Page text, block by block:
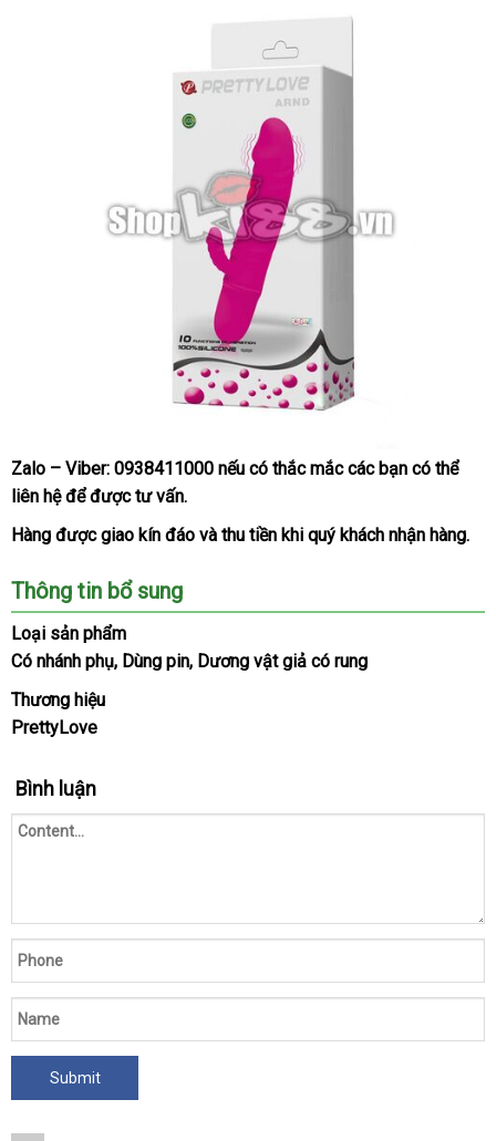
bì
sản
Dương
vật
giả
mini
silicone
Prettylove
Arnd
Zalo – Viber: 0938411000 nhận
nếu có thắc mắctham
các bạn miễn
có thể
liên hệlấy
hàng
đểso
sánh
được tư vấn.
Hàng qua
được giao kín đáo giá
và thu tiền khi quý khách nhận hàng.
Thông tin bổ sung
Loại sản phẩm
Có nhánh phụđắt
, Dùng pinđổi
, Dương vật giả có rung
Thương hiệu
PrettyLove
Bình luận